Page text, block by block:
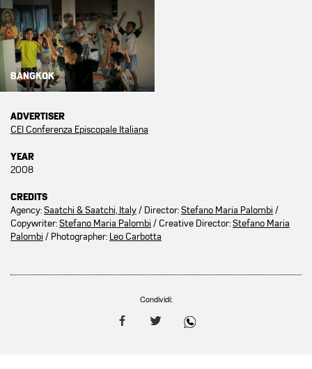
BANGKOK
ADVERTISER
CEI Conferenza Episcopale Italiana
YEAR
2008
CREDITS
Agency:Saatchi & Saatchi, Italy/ Director:Stefano Maria Palombi /
Copywriter:Stefano Maria Palombi / Creative Director:Stefano Maria
Palombi / Photographer: Leo Carbotta
Condividi: